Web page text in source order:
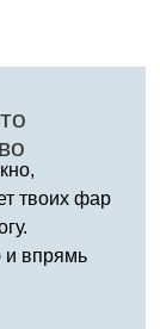
твоих фар
и впрямь